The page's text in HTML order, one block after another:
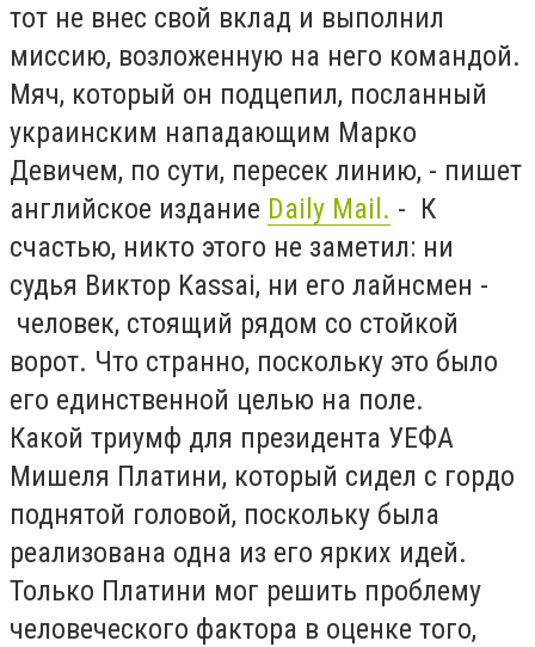
тот не внес свой вклад и выполнил
миссию, возложенную на него командой.
Мяч, который он подцепил, посланный
украинским нападающим Марко
Девичем, по сути, пересек линию, - пишет
английское издание Daily Mail. - К
счастью, никто этого не заметил: ни
судья Виктор Kassai, ни его лайнсмен -
человек, стоящий рядом со стойкой
ворот. Что странно, поскольку это было
его единственной целью на поле.
Какой триумф для президента УЕФА
Мишеля Платини, который сидел с гордо
поднятой головой, поскольку была
реализована одна из его ярких идей.
Только Платини мог решить проблему
человеческого фактора в оценке того,